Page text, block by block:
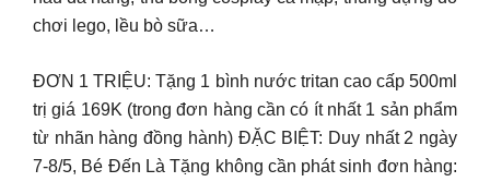
chơi lego, lều bò sữa…
ĐƠN 1 TRIỆU: Tặng 1 bình nước tritan cao cấp 500ml
trị giá 169K (trong đơn hàng cần có ít nhất 1 sản phẩm
từ nhãn hàng đồng hành) ĐẶC BIỆT: Duy nhất 2 ngày
7-8/5, Bé Đến Là Tặng không cần phát sinh đơn hàng: